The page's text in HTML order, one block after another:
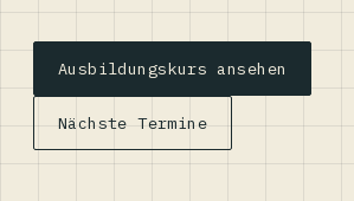
Ausbildungskurs ansehen
Nächste Termine